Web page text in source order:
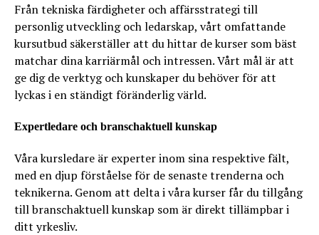
Från tekniska färdigheter och affärsstrategi till
personlig utveckling och ledarskap, vårt omfattande
kursutbud säkerställer att du hittar de kurser som bäst
matchar dina karriärmål och intressen. Vårt mål är att
ge dig de verktyg och kunskaper du behöver för att
lyckas i en ständigt föränderlig värld.
Expertledare och branschaktuell kunskap
Våra kursledare är experter inom sina respektive fält,
med en djup förståelse för de senaste trenderna och
teknikerna. Genom att delta i våra kurser får du tillgång
till branschaktuell kunskap som är direkt tillämpbar i
ditt yrkesliv.